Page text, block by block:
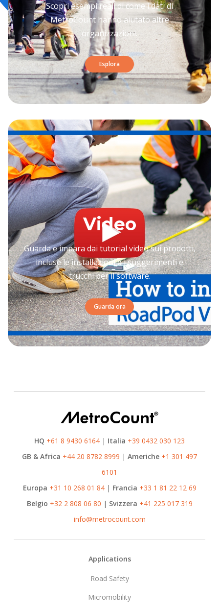
Scopri esempi reali di come i dati di
MetroCount hanno aiutato altre
organizzazioni.
Esplora
Video
Guarda e impara dai tutorial video sui prodotti,
incluse le installazioni e i suggerimenti e
trucchi per il software.
Guarda ora
HQ +61 8 9430 6164 | Italia +39 0432 030 123
GB & Africa +44 20 8782 8999 | Americhe +1 301 497
6101
Europa +31 10 268 01 84| Francia +33 1 81 22 12 69
Belgio +32 2 808 06 80 | Svizzera +41 225 017 319
info@metrocount.com
Applications
Road Safety
Micromobility